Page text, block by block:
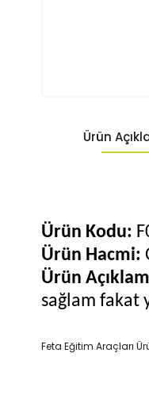
Ürün
Ürün Kodu:
Ürün Hacmi:
Ürün
sağlam fakat
Feta Eğitim Araçları